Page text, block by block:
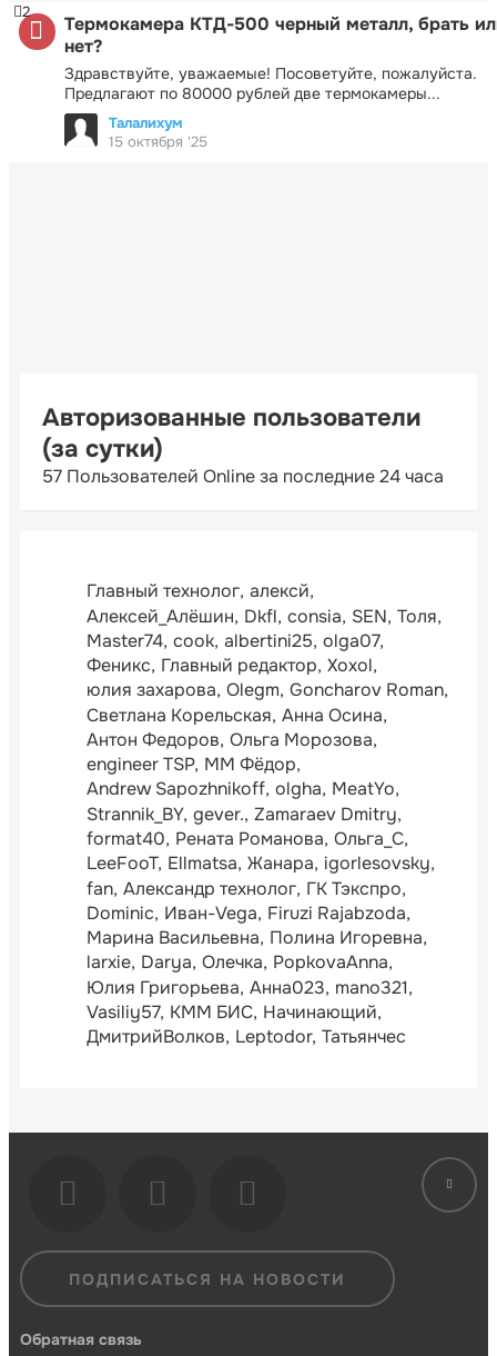
Термокамера КТД-500 черный металл, брать
нет?
Здравствуйте, уважаемые! Посоветуйте, пожалуйста.
Предлагают по 80000 рублей две термокамеры...
2
Талалихум
15 октября '25
Авторизованные пользователи
(за сутки)
57 Пользователей Online за последние 24 часа
Главный технолог алексй
Алексей_Алёшин Dkfl consia SEN Толя
Master74 cook albertini25 olga07
Феникс Главный редактор Xoxol
юлия захарова Olegm Goncharov Roman
Светлана Корельская Анна Осина
Антон Федоров Ольга Морозова
engineer TSP ММ Фёдор
Andrew Sapozhnikoff olgha MeatYo
Strannik_BY gever. Zamaraev Dmitry
format40 Рената Романова Ольга_С
LeeFooT Ellmatsa Жанара igorlesovsky
fan Александр технолог ГК Тэкспро
Dominic Иван-Vega Firuzi Rajabzoda
Марина Васильевна Полина Игоревна
larxie Darya Олечка PopkovaAnna
Юлия Григорьева Анна023 mano321
Vasiliy57 КММ БИС Начинающий
ДмитрийВолков Leptodor Татьянчес
ПОДПИСАТЬСЯ НА НОВОСТИ
Обратная связь